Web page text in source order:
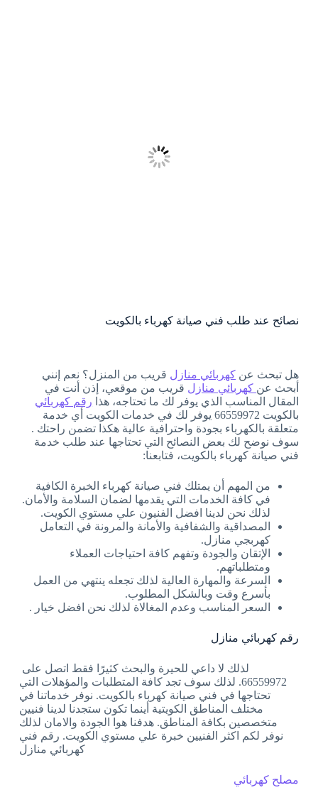
نصائح عند طلب فني صيانة كهرباء بالكويت
هل تبحث عن كهربائي منازل قريب من المنزل؟ نعم إنني
أبحث عن كهربائي منازل قريب من موقعي، إذن أنت في
المقال المناسب الذي يوفر لك ما تحتاجه، هذا رقم كهربائي
بالكويت 66559972 يوفر لك في خدمات الكويت أي خدمة
متعلقة بالكهرباء بجودة واحترافية عالية هكذا تضمن راحتك .
سوف نوضح لك بعض النصائح التي تحتاجها عند طلب خدمة
فني صيانة كهرباء بالكويت، فتابعنا:
من المهم أن يمتلك فني صيانة كهرباء الخبرة الكافية
في كافة الخدمات التي يقدمها لضمان السلامة والأمان.
لذلك نحن لدينا افضل الفنيون علي مستوي الكويت.
المصداقية والشفافية والأمانة والمرونة في التعامل
كهربجي منازل.
الإتقان والجودة وتفهم كافة احتياجات العملاء
ومتطلباتهم.
السرعة والمهارة العالية لذلك تجعله ينتهي من العمل
بأسرع وقت وبالشكل المطلوب.
السعر المناسب وعدم المغالاة لذلك نحن افضل خيار .
رقم كهربائي منازل
لذلك لا داعي للحيرة والبحث كثيرًا فقط اتصل على
66559972. لذلك سوف تجد كافة المتطلبات والمؤهلات التي
تحتاجها في فني صيانة كهرباء بالكويت. نوفر خدماتنا في
مختلف المناطق الكويتية أينما تكون ستجدنا لدينا فنيين
متخصصين بكافة المناطق. هدفنا هوا الجودة والامان لذلك
نوفر لكم اكثر الفنيين خبرة علي مستوي الكويت. رقم فني
كهربائي منازل
مصلح كهربائي